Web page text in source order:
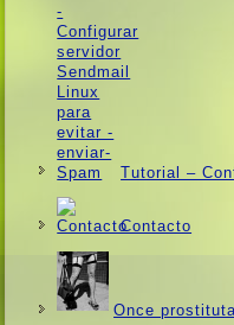
Tutorial –
Contacto
Once